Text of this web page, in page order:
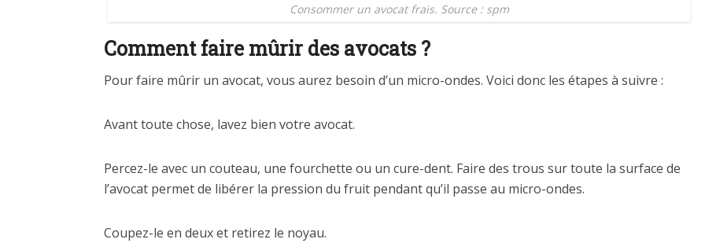
Consommer un avocat frais. Source : spm
Comment faire mûrir des avocats ?
Pour faire mûrir un avocat, vous aurez besoin d’un micro-ondes. Voici donc les étapes à suivre :
Avant toute chose, lavez bien votre avocat.
Percez-le avec un couteau, une fourchette ou un cure-dent. Faire des trous sur toute la surface de
l’avocat permet de libérer la pression du fruit pendant qu’il passe au micro-ondes.
Coupez-le en deux et retirez le noyau.